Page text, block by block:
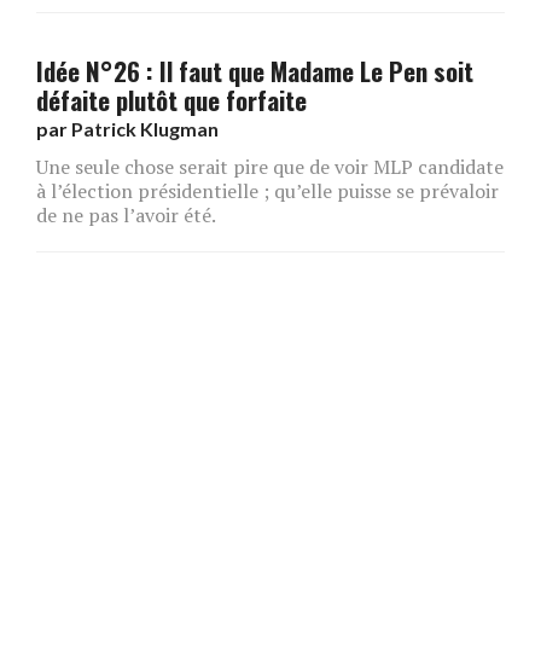
Idée N°26 : Il faut que Madame Le Pen soit
défaite plutôt que forfaite
par Patrick Klugman
Une seule chose serait pire que de voir MLP candidate
à l’élection présidentielle ; qu’elle puisse se prévaloir
de ne pas l’avoir été.